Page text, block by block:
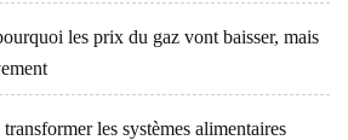
les prix du gaz vont baisser, mais
les systèmes alimentaires